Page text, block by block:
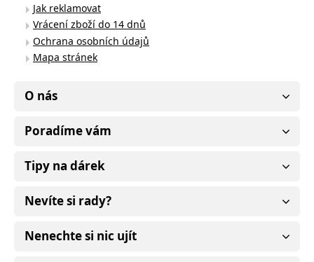
Jak reklamovat
Vrácení zboží do 14 dnů
Ochrana osobních údajů
Mapa stránek
O nás
Poradíme vám
Tipy na dárek
Nevíte si rady?
Nenechte si nic ujít